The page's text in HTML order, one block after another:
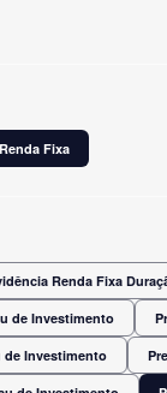
Fixa
Renda Fixa
de Investimento
de Investimento